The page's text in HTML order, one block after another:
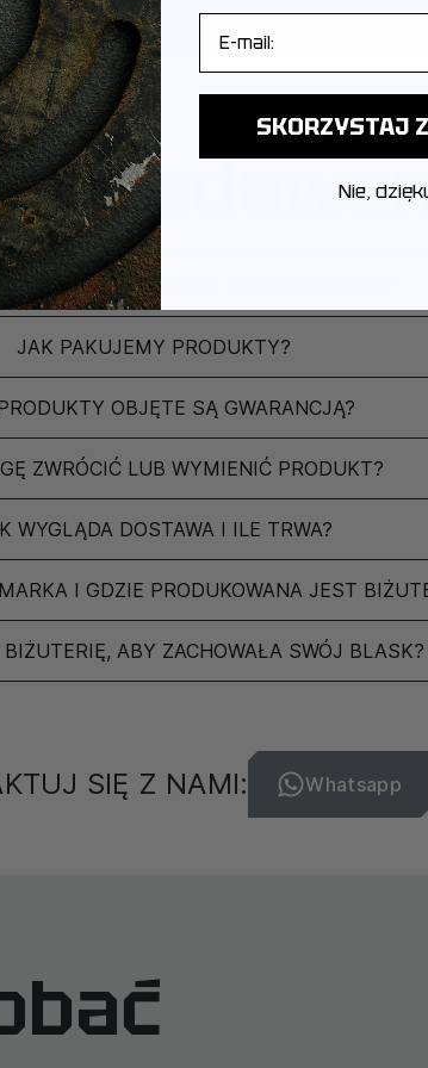
METALU WYKONANA JEST BIŻUTERIA?
JAK PAKUJEMY PRODUKTY?
OBJĘTE SĄ GWARANCJĄ?
ZWRÓCIĆ LUB WYMIENIĆ PRODUKT?
WYGLĄDA DOSTAWA I ILE TRWA?
I GDZIE PRODUKOWANA JEST
ABY ZACHOWAŁA SWÓJ BLASK?
SIĘ Z NAMI: Whatsapp
SKORZYSTAJ
Nie,